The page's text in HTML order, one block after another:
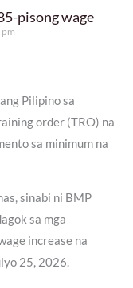
pisong wage
Pilipino sa
order (TRO) na
sa minimum na
sinabi ni BMP
sa mga
increase na
25, 2026.